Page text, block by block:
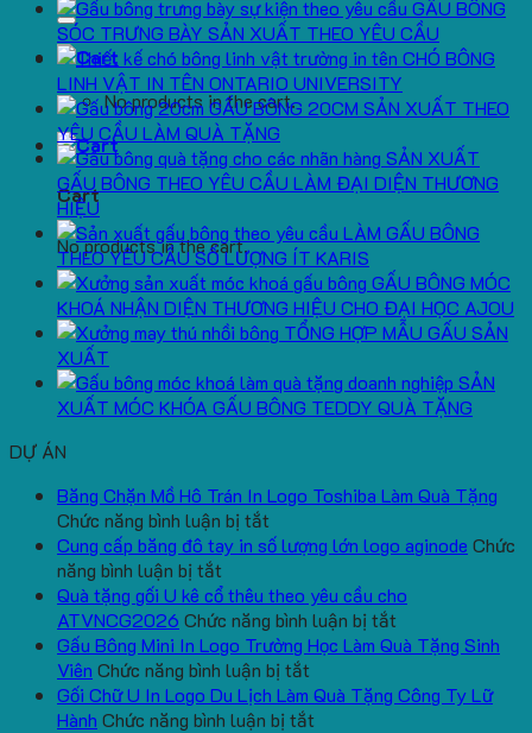
for:
No products in the cart.
Cart
No products in the cart.
GẤU BÔNG
SÓC TRƯNG BÀY SẢN XUẤT THEO YÊU CẦU
CHÓ BÔNG
LINH VẬT IN TÊN ONTARIO UNIVERSITY
GẤU BÔNG 20CM SẢN XUẤT THEO
YÊU CẦU LÀM QUÀ TẶNG
SẢN XUẤT
GẤU BÔNG THEO YÊU CẦU LÀM ĐẠI DIỆN THƯƠNG
HIỆU
LÀM GẤU BÔNG
THEO YÊU CẦU SỐ LƯỢNG ÍT KARIS
GẤU BÔNG MÓC
KHOÁ NHẬN DIỆN THƯƠNG HIỆU CHO ĐẠI HỌC AJOU
TỔNG HỢP MẪU GẤU SẢN
XUẤT
SẢN
XUẤT MÓC KHÓA GẤU BÔNG TEDDY QUÀ TẶNG
DỰ ÁN
Băng Chặn Mồ Hô Trán In Logo Toshiba Làm Quà Tặng
Chức năng bình luận bị tắt
Băng
Mồ
Hô
Trán
In
Logo
Toshiba
Cung cấp băng đô tay in số lượng lớn logo aginode Chức
năng bình luận bị tắt
Cung
cấp
băng
đô
tay
in
Quà tặng gối U kê cổ thêu theo yêu cầu cho
ATVNCG2026 Chức năng bình luận bị tắt
Quà
gối
Gấu Bông Mini In Logo Trường Học Làm Quà Tặng Sinh
Viên Chức năng bình luận bị tắt
Gấu
Bông
Gối Chữ U In Logo Du Lịch Làm Quà Tặng Công Ty Lữ
Hành Chức năng bình luận bị tắt